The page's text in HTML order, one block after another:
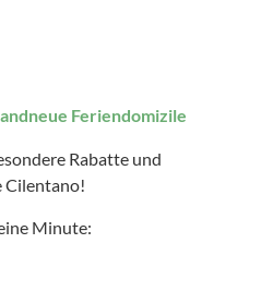
Feriendomizile
Rabatte und
Cilentano!
Minute: